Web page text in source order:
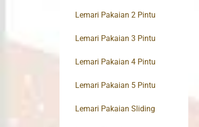
Lemari Pakaian 2 Pintu
Lemari Pakaian 3 Pintu
Lemari Pakaian 4 Pintu
Lemari Pakaian 5 Pintu
Lemari Pakaian Sliding